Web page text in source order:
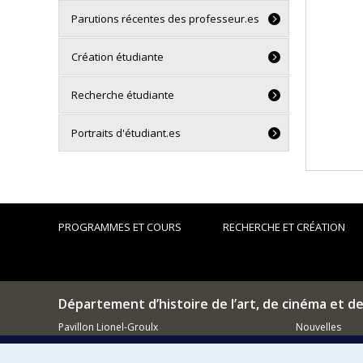
Parutions récentes des professeur.es
Création étudiante
Recherche étudiante
Portraits d'étudiant.es
PROGRAMMES ET COURS RECHERCHE ET CRÉATION
Département d’histoire de l’art, de cinéma et
Pavillon Lionel-Groulx
3150, rue Jean-Brillant
Nouvelles